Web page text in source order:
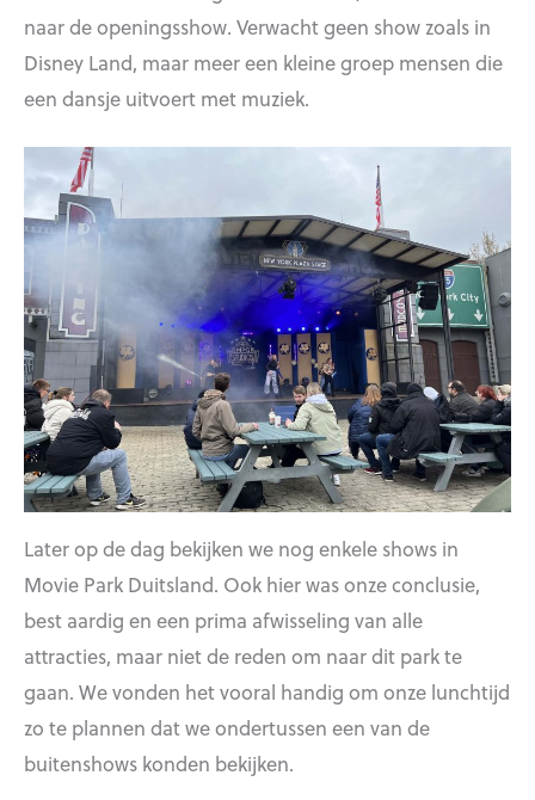
naar de openingsshow. Verwacht geen show zoals in
Disney Land, maar meer een kleine groep mensen die
een dansje uitvoert met muziek.
Later op de dag bekijken we nog enkele shows in
Movie Park Duitsland. Ook hier was onze conclusie,
best aardig en een prima afwisseling van alle
attracties, maar niet de reden om naar dit park te
gaan. We vonden het vooral handig om onze lunchtijd
zo te plannen dat we ondertussen een van de
buitenshows konden bekijken.